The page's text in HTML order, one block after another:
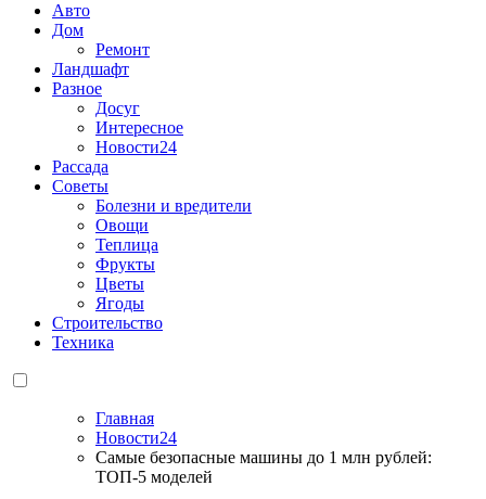
Авто
Дом
Ремонт
Ландшафт
Разное
Досуг
Интересное
Новости24
Рассада
Советы
Болезни и вредители
Овощи
Теплица
Фрукты
Цветы
Ягоды
Строительство
Техника
Главная
Новости24
Самые безопасные машины до 1 млн рублей:
ТОП-5 моделей